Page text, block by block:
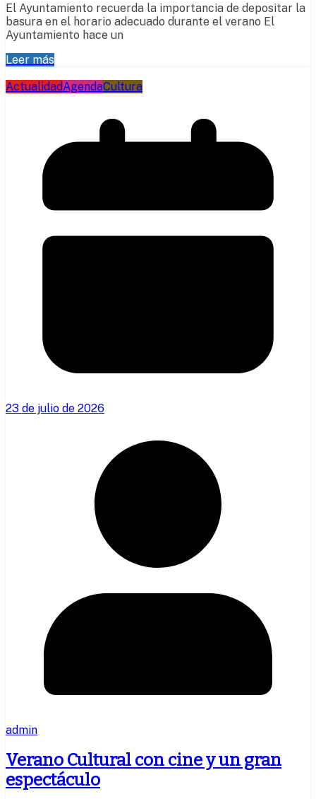
El Ayuntamiento recuerda la importancia de depositar la
basura en el horario adecuado durante el verano El
Ayuntamiento hace un
Leer más
ActualidadAgendaCultura
23 de julio de 2026
admin
Verano Cultural con cine y un gran
espectáculo